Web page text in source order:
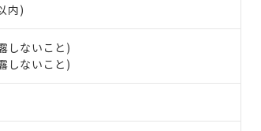
内)
しないこと)
しないこと)